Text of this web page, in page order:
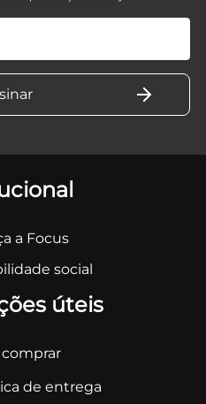
a Focus
social
úteis
de entrega